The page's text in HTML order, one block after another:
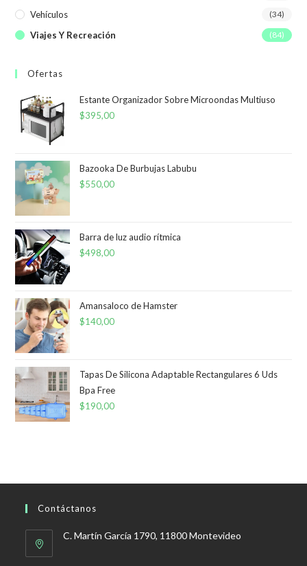
Vehículos (34)
Viajes Y Recreación (84)
Ofertas
Estante Organizador Sobre Microondas Multiuso
$395,00
Bazooka De Burbujas Labubu
$550,00
Barra de luz audio rítmica
$498,00
Amansaloco de Hamster
$140,00
Tapas De Silicona Adaptable Rectangulares 6 Uds
Bpa Free
$190,00
Contáctanos
C. Martín García 1790, 11800 Montevideo